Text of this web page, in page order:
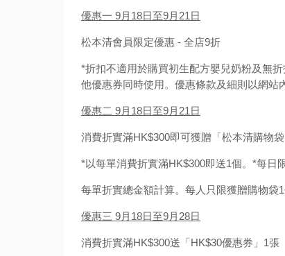
優惠一 9月18日至9月21日
松本清會員限定優惠 - 全店9折
*折扣不適用於購買初生配方嬰兒奶粉及無
他優惠券同時使用。優惠條款及細則以網站
優惠二 9月18日至9月21日
消費折實滿HK$300即可獲贈「松本清購物
*以每單消費折實滿HK$300即送1個。*每日
每單折實總金額計算。每人只限獲贈購物袋1
優惠三 9月18日至9月28日
消費折實滿HK$300送「HK$30優惠券」1張